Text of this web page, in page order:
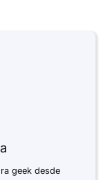
geek desde